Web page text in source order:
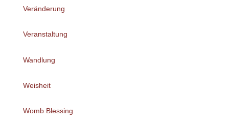
Veränderung
Veranstaltung
Wandlung
Weisheit
Womb Blessing